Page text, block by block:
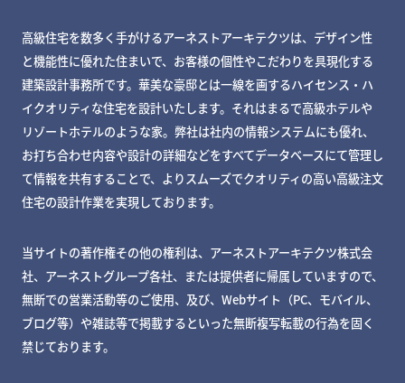
高級住宅を数多く手がけるアーネストアーキテクツは、デザイン性
と機能性に優れた住まいで、お客様の個性やこだわりを具現化する
建築設計事務所です。華美な豪邸とは一線を画するハイセンス・ハ
イクオリティな住宅を設計いたします。それはまるで高級ホテルや
リゾートホテルのような家。弊社は社内の情報システムにも優れ、
お打ち合わせ内容や設計の詳細などをすべてデータベースにて管理し
て情報を共有することで、よりスムーズでクオリティの高い高級注文
住宅の設計作業を実現しております。
当サイトの著作権その他の権利は、アーネストアーキテクツ株式会
社、アーネストグループ各社、または提供者に帰属していますので、
無断での営業活動等のご使用、及び、Webサイト（PC、モバイル、
ブログ等）や雑誌等で掲載するといった無断複写転載の行為を固く
禁じております。